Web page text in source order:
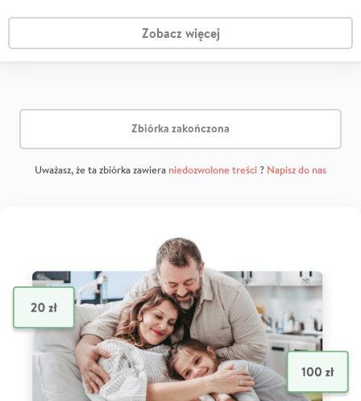
Zobacz więcej
Zbiórka zakończona
Uważasz, że ta zbiórka zawiera niedozwolone treści? Napisz do nas